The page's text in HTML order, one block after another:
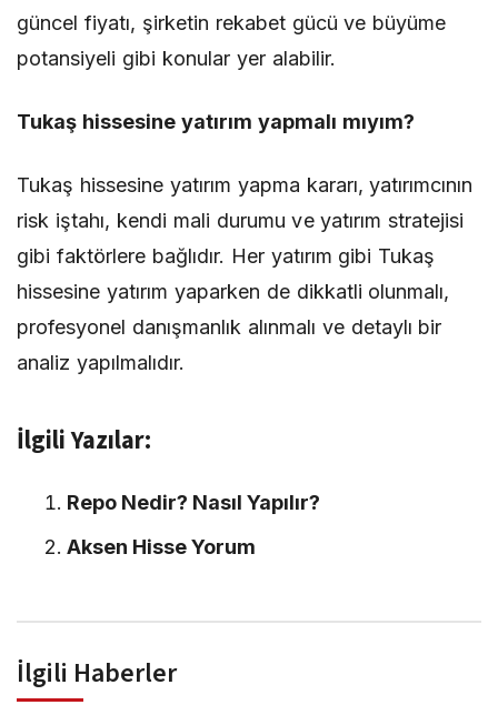
güncel fiyatı, şirketin rekabet gücü ve büyüme
potansiyeli gibi konular yer alabilir.
Tukaş hissesine yatırım yapmalı mıyım?
Tukaş hissesine yatırım yapma kararı, yatırımcının
risk iştahı, kendi mali durumu ve yatırım stratejisi
gibi faktörlere bağlıdır. Her yatırım gibi Tukaş
hissesine yatırım yaparken de dikkatli olunmalı,
profesyonel danışmanlık alınmalı ve detaylı bir
analiz yapılmalıdır.
İlgili Yazılar:
Repo Nedir? Nasıl Yapılır?
Aksen Hisse Yorum
İlgili Haberler